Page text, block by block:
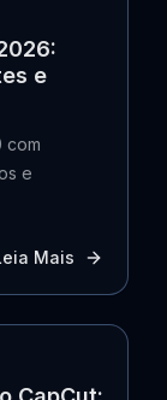
e
com
e
Mais